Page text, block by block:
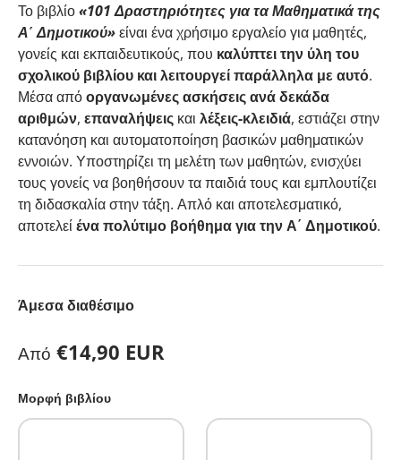
Το βιβλίο«101 Δραστηριότητες για τα Μαθηματικά της
Α΄ Δημοτικού»είναι ένα χρήσιμο εργαλείο για μαθητές,
γονείς και εκπαιδευτικούς, που καλύπτει την ύλη του
σχολικού βιβλίου και λειτουργεί παράλληλα με αυτό.
Μέσα απόοργανωμένες ασκήσεις ανά δεκάδα
αριθμών, επαναλήψεις και λέξεις-κλειδιά, εστιάζει στην
κατανόηση και αυτοματοποίηση βασικών μαθηματικών
εννοιών. Υποστηρίζει τη μελέτη των μαθητών, ενισχύει
τους γονείς να βοηθήσουν τα παιδιά τους και εμπλουτίζει
τη διδασκαλία στην τάξη. Απλό και αποτελεσματικό,
αποτελείένα πολύτιμο βοήθημα για την Α΄ Δημοτικού.
Άμεσα διαθέσιμο
Κανονική τιμή
Από €14,90 EUR
Μορφή βιβλίου